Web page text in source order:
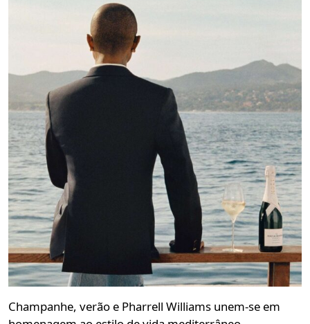
Champanhe, verão e Pharrell Williams unem-se em